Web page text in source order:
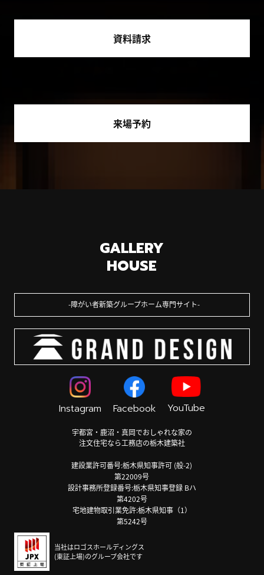
資料請求
来場予約
GALLERY
HOUSE
障がい者新築グループホーム専門サイト
Instagram Facebook YouTube
宇都宮・鹿沼・真岡でおしゃれな家の
注文住宅なら工務店の栃木建築社
建設業許可番号:栃木県知事許可 (般-2)
第22009号
設計事務所登録番号:栃木県知事登録 Bハ
第4202号
宅地建物取引業免許:栃木県知事（1）
第5242号
当社はロゴスホールディングス
(東証上場)のグループ会社です